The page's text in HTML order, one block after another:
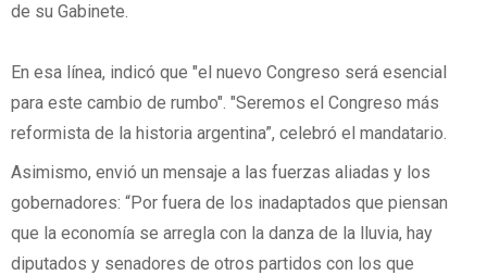
de su Gabinete.
En esa línea, indicó que "el nuevo Congreso será esencial
para este cambio de rumbo". "Seremos el Congreso más
reformista de la historia argentina”, celebró el mandatario.
Asimismo, envió un mensaje a las fuerzas aliadas y los
gobernadores: “Por fuera de los inadaptados que piensan
que la economía se arregla con la danza de la lluvia, hay
diputados y senadores de otros partidos con los que